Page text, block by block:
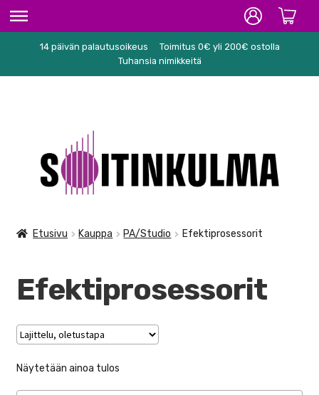
ETUSIVU
KARAOKE
NUOTIT
AUDIOINTERFACET
JOHDOT JA LIITTIMET
EFEKTIPROSESSORIT
14 päivän palautusoikeus
Toimitus 0€ yli 200€ ostolla
Tuhansia nimikkeitä
navigointiin
sisältöön
Etusivu Kauppa PA/Studio Efektiprosessorit
Efektiprosessorit
Näytetään ainoa tulos